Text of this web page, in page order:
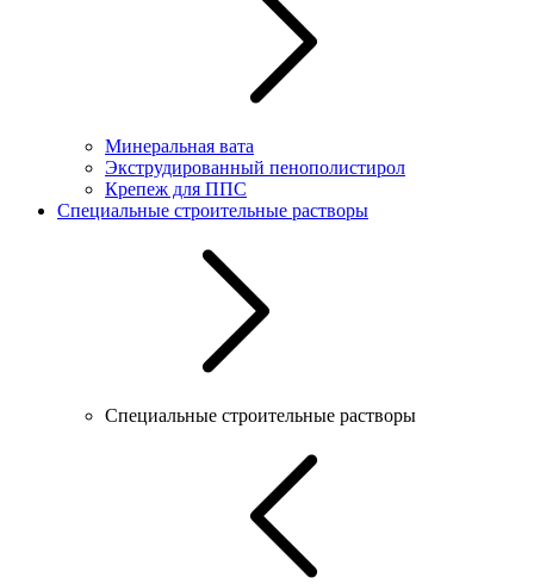
Минеральная вата
Экструдированный пенополистирол
Крепеж для ППС
Специальные строительные растворы
Специальные строительные растворы